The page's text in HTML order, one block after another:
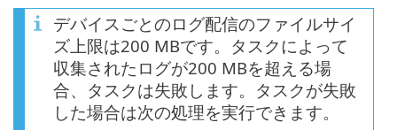
デバイスごとのログ配信のファイルサイ
ズ上限は200 MBです。タスクによって
収集されたログが200 MBを超える場
合、タスクは失敗します。タスクが失敗
した場合は次の処理を実行できます。